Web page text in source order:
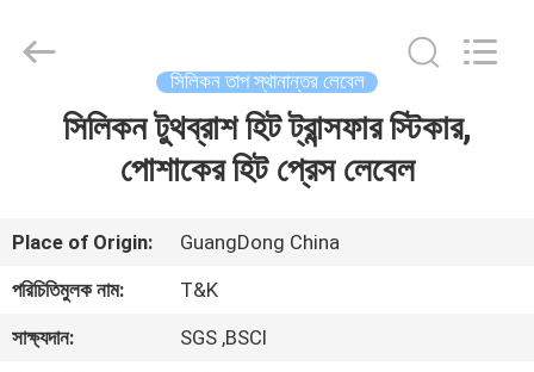
আমাদের
সম্পর্কে
Accessories
Co.,Ltd.
সিলিকন তাপ স্থানান্তর লেবেল
সিলিকন টুথব্রাশ হিট ট্রান্সফার স্টিকার,
পোশাকের হিট প্রেস লেবেল
Place of Origin:
GuangDong China
পরিচিতিমুলক নাম:
T&K
সাক্ষ্যদান:
SGS ,BSCI